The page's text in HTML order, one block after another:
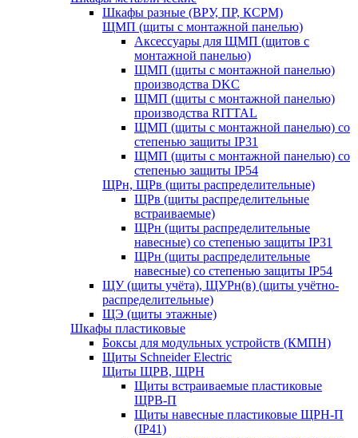
Шкафы разные (ВРУ, ПР, КСРМ)
ЩМП (щиты с монтажной панелью)
Аксессуары для ЩМП (щитов с
монтажной панелью)
ЩМП (щиты с монтажной панелью)
производства DKC
ЩМП (щиты с монтажной панелью)
производства RITTAL
ЩМП (щиты с монтажной панелью) со
степенью защиты IP31
ЩМП (щиты с монтажной панелью) со
степенью защиты IP54
ЩРн, ЩРв (щиты распределительные)
ЩРв (щиты распределительные
встраиваемые)
ЩРн (щиты распределительные
навесные) со степенью защиты IP31
ЩРн (щиты распределительные
навесные) со степенью защиты IP54
ЩУ (щиты учёта), ЩУРн(в) (щиты учётно-
распределительные)
ЩЭ (щиты этажные)
Шкафы пластиковые
Боксы для модульных устройств (КМПН)
Щиты Schneider Electric
Щиты ЩРВ, ЩРН
Щиты встраиваемые пластиковые
ЩРВ-П
Щиты навесные пластиковые ЩРН-П
(IP41)